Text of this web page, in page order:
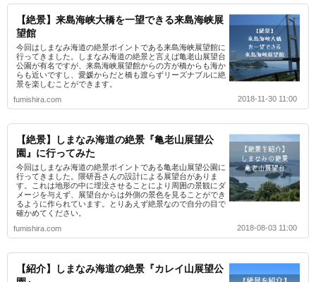
【絶景】来島海峡大橋を一望できる来島海峡展
望館
今回はしまなみ海道の絶景ポイントである来島海峡展望館に
行ってきました。しまなみ海道の絶景と言えば亀老山展望台
公園が有名ですが、来島海峡展望館からの方が橋からも海か
らも近いですし、愛媛からだと橋も渡らずリーズナブルに絶
景を楽しむことができます。
fumishira.com
2018-11-30 11:00
【絶景】しまなみ海道の絶景『亀老山展望公
園』に行ってみた
今回はしまなみ海道の絶景ポイントである亀老山展望公園に
行ってきました。隈研吾さんの設計による展望台がありま
す。これは地形の中に埋没させることにより周囲の景観にダ
メージを与えず、展望台からは外側の景色を見ることができ
るように作られています。とりあえず絶景なので自分の目で
確かめてください。
fumishira.com
2018-08-03 11:00
【紹介】しまなみ海道の絶景『カレイ山展望公